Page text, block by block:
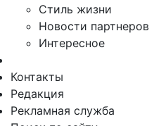
Стиль жизни
Новости партнеров
Интересное
Контакты
Редакция
Рекламная служба